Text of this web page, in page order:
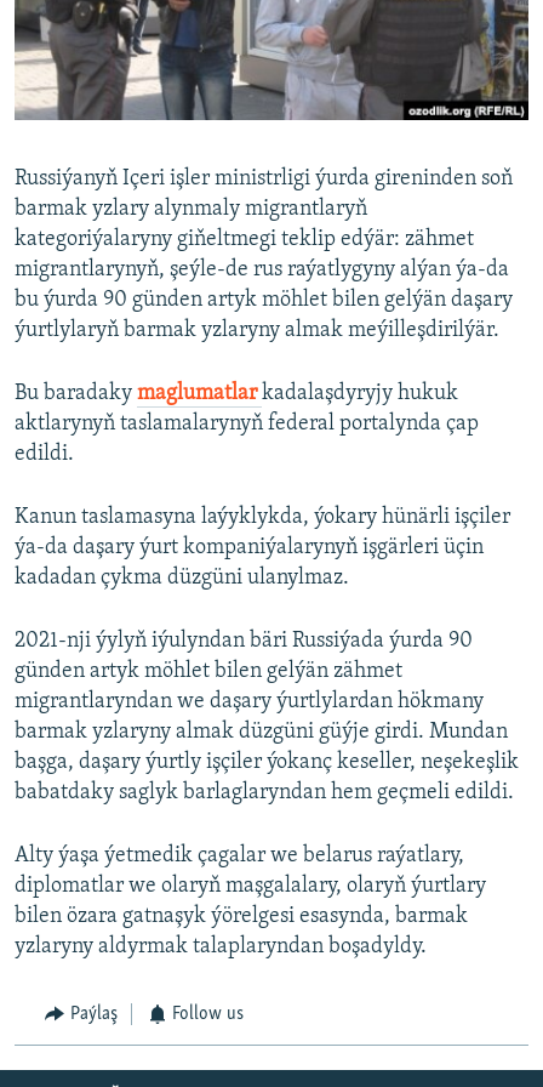
Russiýanyň Içeri işler ministrligi ýurda gireninden soň
barmak yzlary alynmaly migrantlaryň
kategoriýalaryny giňeltmegi teklip edýär: zähmet
migrantlarynyň, şeýle-de rus raýatlygyny alýan ýa-da
bu ýurda 90 günden artyk möhlet bilen gelýän daşary
ýurtlylaryň barmak yzlaryny almak meýilleşdirilýär.
Bu baradaky maglumatlar kadalaşdyryjy hukuk
aktlarynyň taslamalarynyň federal portalynda çap
edildi.
Kanun taslamasyna laýyklykda, ýokary hünärli işçiler
ýa-da daşary ýurt kompaniýalarynyň işgärleri üçin
kadadan çykma düzgüni ulanylmaz.
2021-nji ýylyň iýulyndan bäri Russiýada ýurda 90
günden artyk möhlet bilen gelýän zähmet
migrantlaryndan we daşary ýurtlylardan hökmany
barmak yzlaryny almak düzgüni güýje girdi. Mundan
başga, daşary ýurtly işçiler ýokanç keseller, neşekeşlik
babatdaky saglyk barlaglaryndan hem geçmeli edildi.
Alty ýaşa ýetmedik çagalar we belarus raýatlary,
diplomatlar we olaryň maşgalalary, olaryň ýurtlary
bilen özara gatnaşyk ýörelgesi esasynda, barmak
yzlaryny aldyrmak talaplaryndan boşadyldy.
Paýlaş Follow us